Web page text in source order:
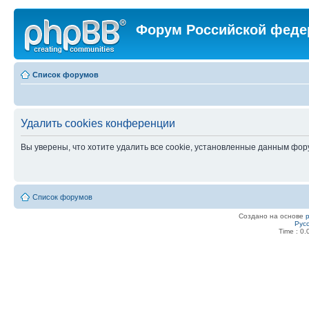
Форум Российской
Список форумов
Удалить cookies конференции
Вы уверены, что хотите удалить все cookie, установленные данным
Список форумов
Создано на основе
Time :